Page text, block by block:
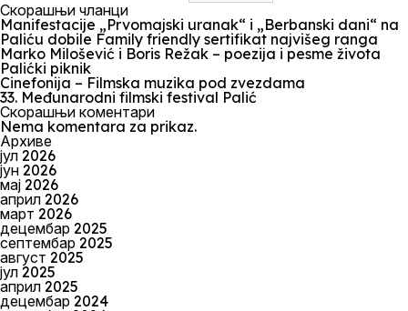
Скорашњи чланци
Manifestacije „Prvomajski uranak“ i „Berbanski dani“ na
Paliću dobile Family friendly sertifikat najvišeg ranga
Marko Milošević i Boris Režak – poezija i pesme života
Palićki piknik
Cinefonija – Filmska muzika pod zvezdama
33. Međunarodni filmski festival Palić
Скорашњи коментари
Nema komentara za prikaz.
Архиве
јул 2026
јун 2026
мај 2026
април 2026
март 2026
децембар 2025
септембар 2025
август 2025
јул 2025
април 2025
децембар 2024